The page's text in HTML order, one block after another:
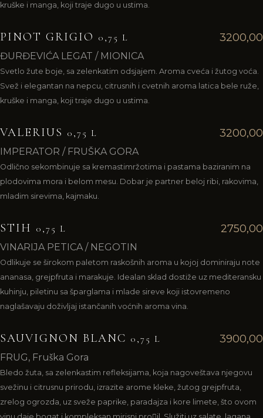
kruške i manga, koji traje dugo u ustima.
PINOT GRIGIO 0,75 L 3200,00
ĐURĐEVIĆA LEGAT / MIONICA
Svetlo žute boje, sa zelenkatim odsjajem. Aroma cveća i žutog voća.
Svež i elegantan na nepcu, citrusnih i cvetnih aroma latica bele ruže,
kruške i manga, koji traje dugo u ustima.
VALERIUS 0,75 L 3200,00
IMPERATOR / FRUŠKA GORA
Odlično sekombinuje sa kremastimržotima i pastama baziranim na
plodovima mora i belom mesu. Dobar je partner beloj ribi, rakovima,
mladim sirevima, kajmaku.
STIH 0,75 L 2750,00
VINARIJA PETICA / NEGOTIN
Odlikuje se širokom paletom raskošnih aroma u kojoj dominiraju note
ananasa, grejpfruta i marakuje. Idealan sklad dostiže uz mediteransku
kuhinju, piletinu sa šparglama i mlade sireve koji istovremeno
naglašavaju doživljaj istančanih voćnih aroma vina.
SAUVIGNON BLANC 0,75 L 3900,00
FRUG, Fruška Gora
Bledo žuta, sa zelenkastim refleksijama, koja nagoveštava njegovu
svežinu i citrusnu prirodu, izrazite arome kleke, žutog grejpfruta,
zrelog ogrozda, uz sveže paprike, paradajza i kore limete, što ovom